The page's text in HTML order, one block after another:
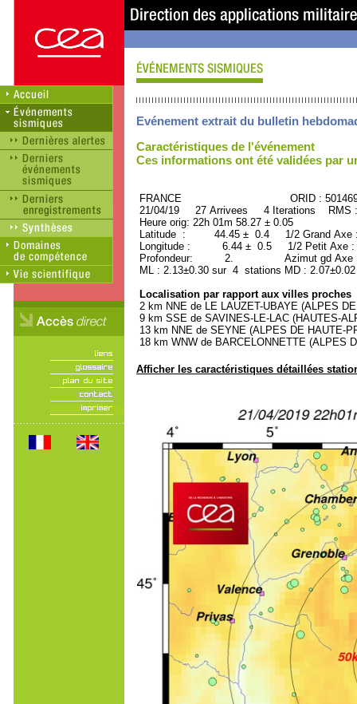
Evénement extrait du bulletin
Caractéristiques de l'événement
Ces informations ont été validées par
FRANCE ORID :
21/04/19 27 Arrivees 4 Iterations RMS
Heure orig: 22h 01m 58.27 ± 0.05
Latitude : 44.45 ± 0.4 1/2 Grand
Longitude : 6.44 ± 0.5 1/2 Petit Axe
Profondeur: 2. Azimut gd Axe :
ML : 2.13±0.30 sur 4 stations MD :
Localisation par rapport aux villes proches
2 km NNE de LE LAUZET-UBAYE (ALPES
9 km SSE de SAVINES-LE-LAC (HAUTES-
13 km NNE de SEYNE (ALPES DE HAUTE-
18 km WNW de BARCELONNETTE (ALPES
Afficher les caractéristiques détaillées